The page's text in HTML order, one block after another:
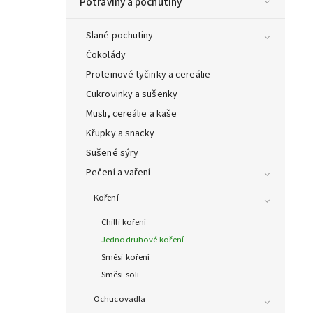
Slané pochutiny
Čokolády
Proteinové tyčinky a cereálie
Cukrovinky a sušenky
Müsli, cereálie a kaše
Křupky a snacky
Sušené sýry
Pečení a vaření
Koření
Chilli koření
Jednodruhové koření
Směsi koření
Směsi soli
Ochucovadla